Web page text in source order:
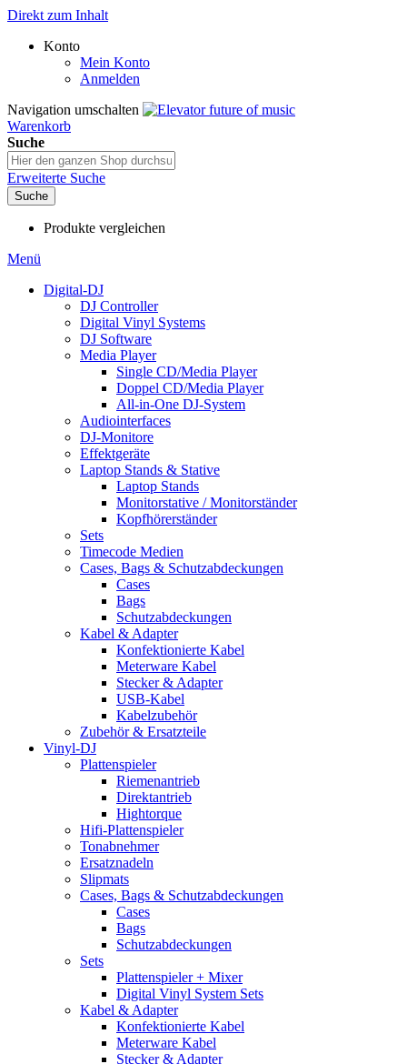
Direkt zum Inhalt
Konto
Mein Konto
Anmelden
Navigation umschalten
Warenkorb
Suche
Erweiterte Suche
Suche
Produkte vergleichen
Menü
Digital-DJ
DJ Controller
Digital Vinyl Systems
DJ Software
Media Player
Single CD/Media Player
Doppel CD/Media Player
All-in-One DJ-System
Audiointerfaces
DJ-Monitore
Effektgeräte
Laptop Stands & Stative
Laptop Stands
Monitorstative / Monitorständer
Kopfhörerständer
Sets
Timecode Medien
Cases, Bags & Schutzabdeckungen
Cases
Bags
Schutzabdeckungen
Kabel & Adapter
Konfektionierte Kabel
Meterware Kabel
Stecker & Adapter
USB-Kabel
Kabelzubehör
Zubehör & Ersatzteile
Vinyl-DJ
Plattenspieler
Riemenantrieb
Direktantrieb
Hightorque
Hifi-Plattenspieler
Tonabnehmer
Ersatznadeln
Slipmats
Cases, Bags & Schutzabdeckungen
Cases
Bags
Schutzabdeckungen
Sets
Plattenspieler + Mixer
Digital Vinyl System Sets
Kabel & Adapter
Konfektionierte Kabel
Meterware Kabel
Stecker & Adapter